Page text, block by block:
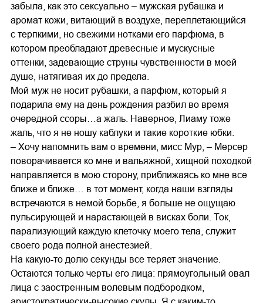
забыла, как это сексуально – мужская рубашка и
аромат кожи, витающий в воздухе, переплетающийся
с терпкими, но свежими нотками его парфюма, в
котором преобладают древесные и мускусные
оттенки, задевающие струны чувственности в моей
душе, натягивая их до предела.
Мой муж не носит рубашки, а парфюм, который я
подарила ему на день рождения разбил во время
очередной ссоры…а жаль. Наверное, Лиаму тоже
жаль, что я не ношу каблуки и такие короткие юбки.
– Хочу напомнить вам о времени, мисс Мур, – Мерсер
поворачивается ко мне и вальяжной, хищной походкой
направляется в мою сторону, приближаясь ко мне все
ближе и ближе… в тот момент, когда наши взгляды
встречаются в немой борьбе, я больше не ощущаю
пульсирующей и нарастающей в висках боли. Ток,
парализующий каждую клеточку моего тела, служит
своего рода полной анестезией.
На какую-то долю секунды все теряет значение.
Остаются только черты его лица: прямоугольный овал
лица с заостренным волевым подбородком,